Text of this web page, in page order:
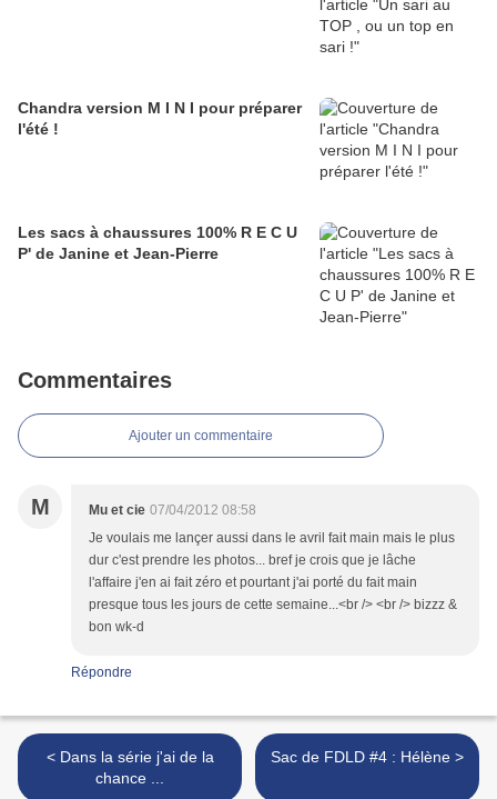
Chandra version M I N I pour préparer
l'été !
Les sacs à chaussures 100% R E C U
P' de Janine et Jean-Pierre
Commentaires
Ajouter un commentaire
M Mu et cie 07/04/2012 08:58
Je voulais me lançer aussi dans le avril fait main mais le plus
dur c'est prendre les photos... bref je crois que je lâche
l'affaire j'en ai fait zéro et pourtant j'ai porté du fait main
presque tous les jours de cette semaine...<br /> <br /> bizzz &
bon wk-d
Répondre
< Dans la série j'ai de la
chance ...
Sac de FDLD #4 : Hélène >